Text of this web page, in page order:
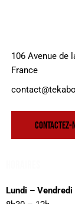
106 Avenue de
France
CONTACTEZ-
Lundi – Vendredi